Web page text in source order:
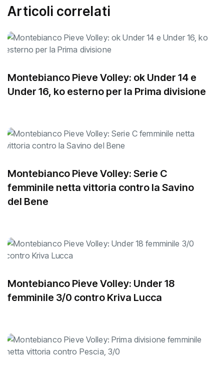
Articoli correlati
Montebianco Pieve Volley: ok Under 14 e
Under 16, ko esterno per la Prima divisione
Montebianco Pieve Volley: Serie C
femminile netta vittoria contro la Savino
del Bene
Montebianco Pieve Volley: Under 18
femminile 3/0 contro Kriva Lucca